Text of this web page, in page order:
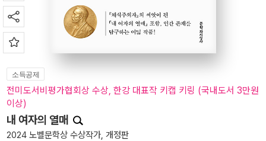
소득공제
전미도서비평가협회상 수상, 한강 대표작 키캡 키링 (국내도서 3만원
이상)
내 여자의 열매
2024 노벨문학상 수상작가, 개정판